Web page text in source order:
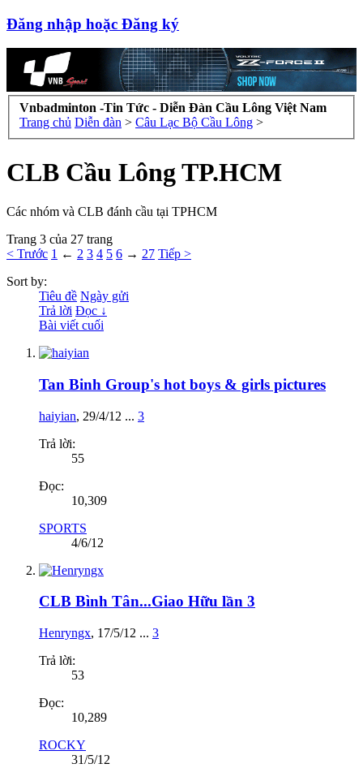
Đăng nhập hoặc Đăng ký
Vnbadminton -Tin Tức - Diễn Đàn Cầu Lông Việt Nam
Trang chủ Diễn đàn > Câu Lạc Bộ Cầu Lông >
CLB Cầu Lông TP.HCM
Các nhóm và CLB đánh cầu tại TPHCM
Trang 3 của 27 trang
< Trước 1 ← 2 3 4 5 6 → 27 Tiếp >
Sort by:
Tiêu đề Ngày gửi
Trả lời Đọc ↓
Bài viết cuối
Tan Binh Group's hot boys & girls pictures
haiyian, 29/4/12 ... 3
Trả lời:
55
Đọc:
10,309
SPORTS
4/6/12
CLB Bình Tân...Giao Hữu lần 3
Henryngx, 17/5/12 ... 3
Trả lời:
53
Đọc:
10,289
ROCKY
31/5/12